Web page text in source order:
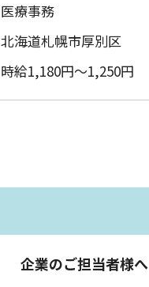
医療事務
北海道札幌市厚別区
時給1,180円～1,250円
企業のご担当者様へ